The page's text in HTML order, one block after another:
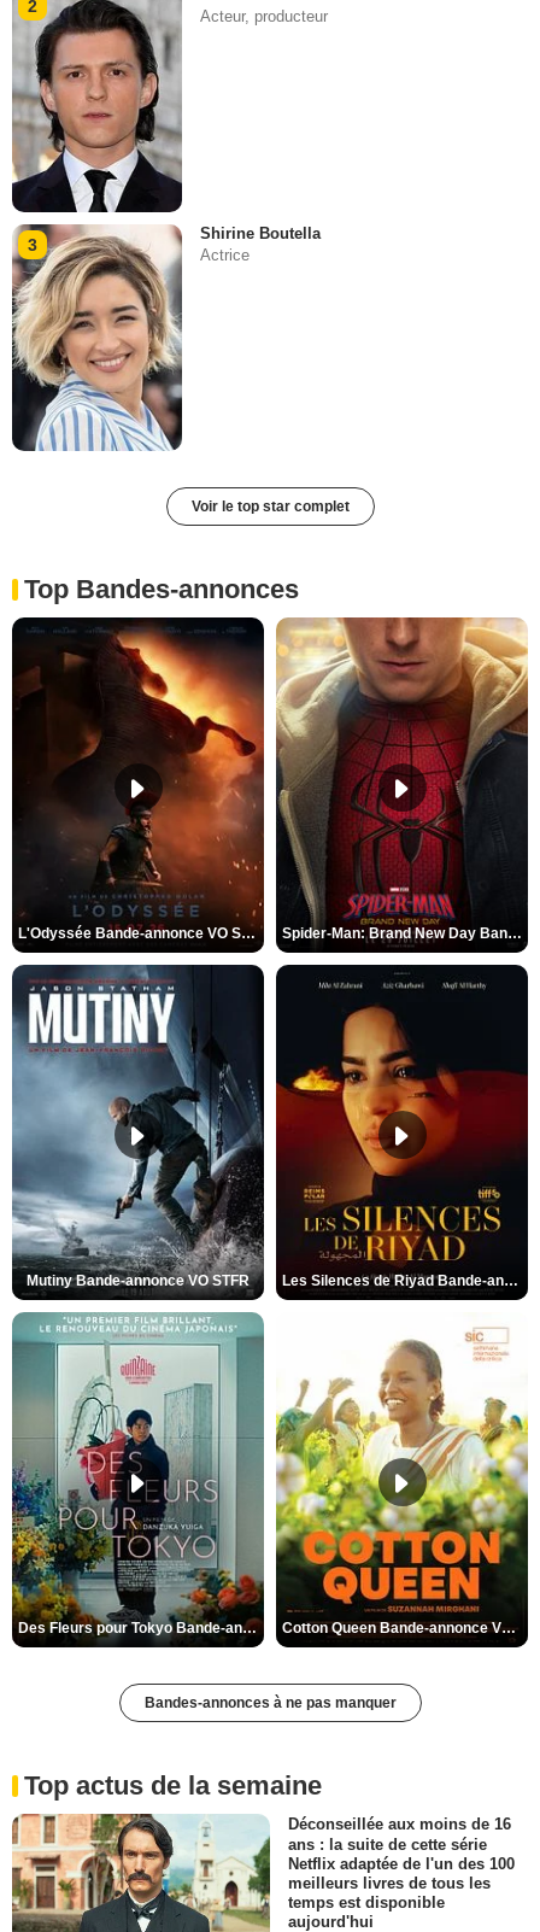
2
Acteur, producteur
3
Shirine Boutella
Actrice
Voir le top star complet
Top Bandes-annonces
L'Odyssée Bande-annonce VO STFR Spider-Man: Brand New Day Bande-annonce VO STFR
Mutiny Bande-annonce VO STFR Les Silences de Riyad Bande-annonce VO STFR
Des Fleurs pour Tokyo Bande-annonce VO STFR Cotton Queen Bande-annonce VO STFR
Bandes-annonces à ne pas manquer
Top actus de la semaine
Déconseillée aux moins de 16
ans : la suite de cette série
Netflix adaptée de l'un des 100
meilleurs livres de tous les
temps est disponible
aujourd'hui